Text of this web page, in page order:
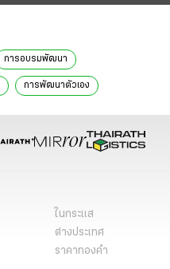
การอบรมพัฒนา
การพัฒนาตัวเอง
ในกระแส
ต่างประเทศ
ราคาทองคำ